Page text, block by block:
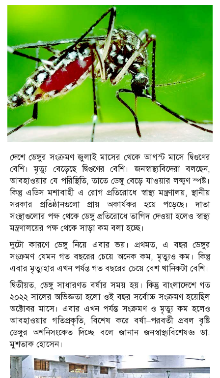
দেশে ডেঙ্গুর সংক্রমণ জুলাই মাসের থেকে আগস্ট মাসে দ্বিগুণের
বেশি। মৃত্যু বেড়েছে দ্বিগুণের বেশি। জনস্বাস্থ্যবিদেরা বলছেন,
আবহাওয়ার যে পরিস্থিতি, তাতে ডেঙ্গু বেড়ে যাওয়ার লক্ষ্মণ স্পষ্ট।
কিন্তু এডিস মশাবাহী এ রোগ প্রতিরোধে স্বাস্থ্য মন্ত্রণালয়, স্থানীয়
সরকার প্রতিষ্ঠানগুলো প্রায় অকার্যকর হয়ে পড়েছে। দাতা
সংস্থাগুলোর পক্ষ থেকে ডেঙ্গু প্রতিরোধে তাগিদ দেওয়া হলেও স্বাস্থ্য
মন্ত্রণালয়ের পক্ষ থেকে সাড়া কম বলা হচ্ছে।
দুটো কারণে ডেঙ্গু নিয়ে এবার ভয়। প্রথমত, এ বছর ডেঙ্গুর
সংক্রমণ যেমন গত বছরের চেয়ে অনেক কম, মৃত্যুও কম। কিন্তু
এবার মৃত্যুহার এখন পর্যন্ত গত বছরের চেয়ে বেশ খানিকটা বেশি।
দ্বিতীয়ত, ডেঙ্গু সাধারণত বর্ষার সময় হয়। কিন্তু বাংলাদেশে গত
২০২২ সালের অভিজ্ঞতা হলো ওই বছর সর্বোচ্চ সংক্রমণ হয়েছিল
অক্টোবর মাসে। এবার এখন পর্যন্ত সংক্রমণ ও মৃত্যু কম হলেও
আবহাওয়ার গতিপ্রকৃতি, বিশেষ করে বর্ষা–পরবর্তী প্রবল বৃষ্টি
ডেঙ্গুর অশনিসংকেত দিচ্ছে বলে জানান জনস্বাস্থ্যবিশেষজ্ঞ ডা.
মুশতাক হোসেন।